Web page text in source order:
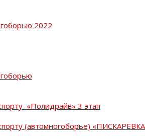
2022
«Полидрайв» 3 этап
(автомногоборье)